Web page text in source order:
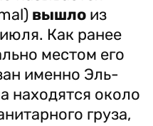
вышло из
Как ранее
местом его
именно Эль-
находятся около
груза,